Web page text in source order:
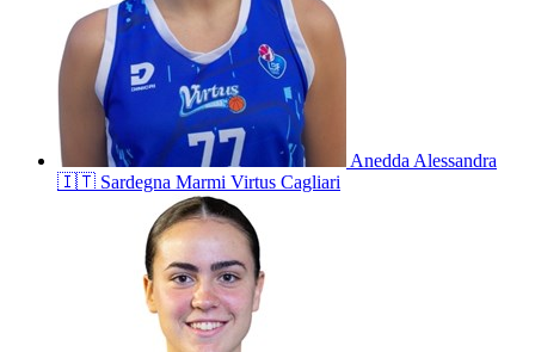
AneddaAlessandra
🇮🇹 Sardegna Marmi Virtus Cagliari